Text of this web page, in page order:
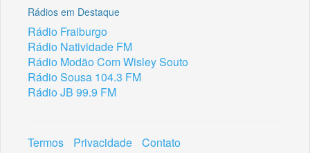
Rádios em Destaque
Rádio Fraiburgo
Rádio Natividade FM
Rádio Modão Com Wisley Souto
Rádio Sousa 104.3 FM
Rádio JB 99.9 FM
Termos Privacidade Contato